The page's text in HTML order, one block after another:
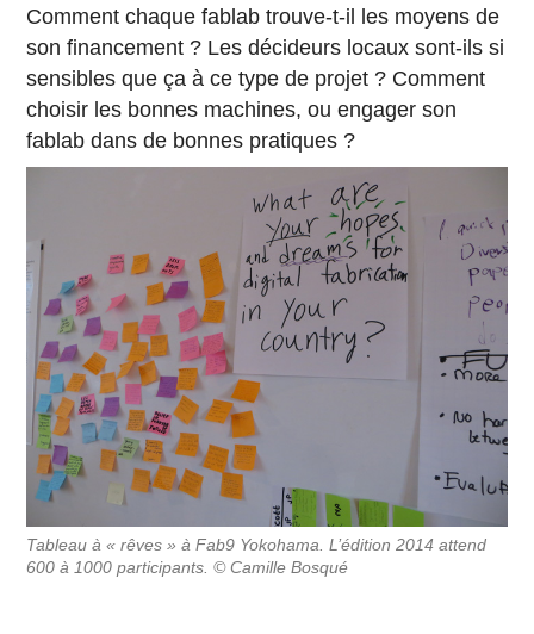
Comment chaque fablab trouve-t-il les moyens de
son financement ? Les décideurs locaux sont-ils si
sensibles que ça à ce type de projet ? Comment
choisir les bonnes machines, ou engager son
fablab dans de bonnes pratiques ?
Tableau à « rêves » à Fab9 Yokohama. L’édition 2014 attend
600 à 1000 participants. © Camille Bosqué